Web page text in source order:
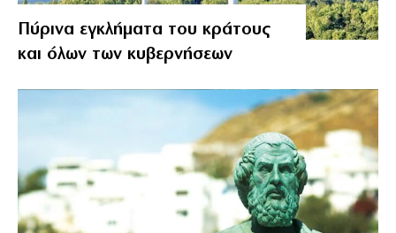
Πύρινα εγκλήματα του κράτους
και όλων των κυβερνήσεων